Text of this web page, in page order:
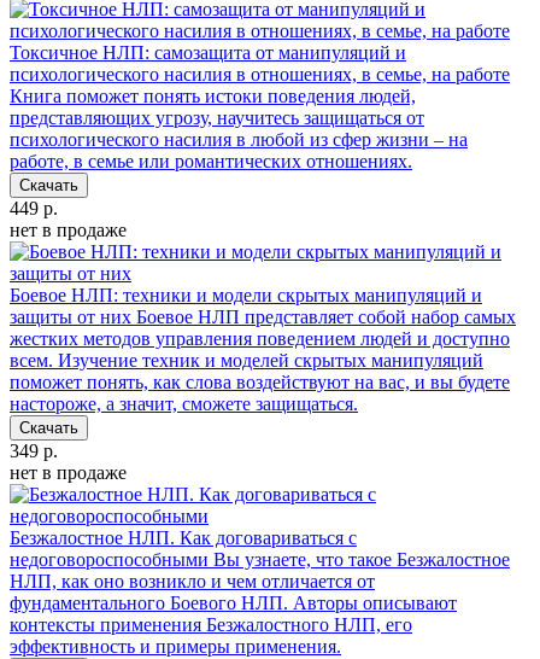
Токсичное НЛП: самозащита от манипуляций и
психологического насилия в отношениях, в семье, на работе
Книга поможет понять истоки поведения людей,
представляющих угрозу, научитесь защищаться от
психологического насилия в любой из сфер жизни – на
работе, в семье или романтических отношениях.
Скачать
449 р.
нет в продаже
Боевое НЛП: техники и модели скрытых манипуляций и
защиты от них Боевое НЛП представляет собой набор самых
жестких методов управления поведением людей и доступно
всем. Изучение техник и моделей скрытых манипуляций
поможет понять, как слова воздействуют на вас, и вы будете
настороже, а значит, сможете защищаться.
Скачать
349 р.
нет в продаже
Безжалостное НЛП. Как договариваться с
недоговороспособными Вы узнаете, что такое Безжалостное
НЛП, как оно возникло и чем отличается от
фундаментального Боевого НЛП. Авторы описывают
контексты применения Безжалостного НЛП, его
эффективность и примеры применения.